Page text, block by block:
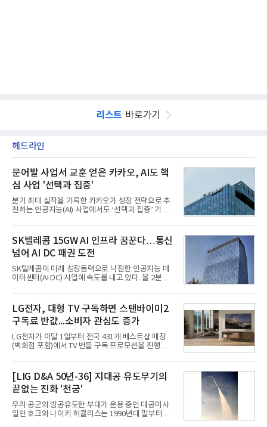
리스트 바로가기
헤드라인
문어발 사업서 교훈 얻은 카카오, AI도 핵
심 사업 '선택과 집중'
분기 최대 실적을 기록한 카카오가 성장 전략으로 추
진하는 인공지능(AI) 사업에서도 ‘선택과 집중’ 기조
라 투자에 나서는 것과 달리, 카카오는 ‘카카오톡’이
라는 플랫폼 경쟁력을 활용한 AI 에이전트 서비스에
집중하는 전략이다. 과거 무리한 사업 확장 과정에서
겪었던 시행착오를 되풀이하지 않고 핵심 역량에 집
중하겠다는 취지로 풀이된다.7일 업계에 따르면 카카
오는 올해 2분기 연결 기준 매출 2조985억원, 영업이
익 2770억원을 기록했다. 전년 동기 대비 매출과 영업
은 4884억
SK텔레콤 15GW AI 인프라 꿈꾼다…통신
넘어 AI DC 패권 도전
SK텔레콤이 미래 성장동력으로 낙점한 인공지능 데
이터센터(AI DC) 사업에 속도를 내고 있다. 올 2분기
는 2035년까지 총 15GW(기가와트) 규모의 AI DC를
구축하겠다는 대형 청사진을 제시하면서다. 이에 따
라 경쟁 구도 역시 이동통신사인 KT, LG유플러스를
넘어 네이버, 삼성SDS 등 IT 인프라 기업으로 확장되
고 있다.7일 SK텔레콤에 따르면 회사는 올해 2분기
연결 기준 매출 4조 3591억원, 영업이익 5660억원을
기록했다. 매출은 전년 동기 대비 0.5%, 영업이익은
따른 기저효과가 실
LG전자, 대형 TV 구독하면 스탠바이미2
구독료 반값...소비자 관심도 증가
LG전자가 이달 1일부터 전국 431개 베스트샵 매장
(백화점 포함)에서 TV 번들 구독 프로모션을 진행하고
인해주는 프로모션이다.대상 제품은 65·77·83형 올
레드, 75·86·100형 마이크로 RGB, 75·86형 미니
RGB 등 거실용 TV로 인기가 높은 베스트셀러 TV 20
개 모델이며, 동시 구독 계약 시 스탠바이미2(모델명
27LX6TPGA) 구독료를 50% 할인 받을 수 있다. 프로
모션 대상 모델과 혜택, 구독료 등 프로모션 세부 사항
은 베스트샵 판매 매니저에게 문의하면 자세히 안내
[LIG D&A 50년-36] 지대공 유도무기의
끝없는 진화 '천궁'
우리 공군의 방공유도탄 부대가 운용 중인 대공미사
일인 호크와 나이키 허큘리스는 1990년대 말부터 성